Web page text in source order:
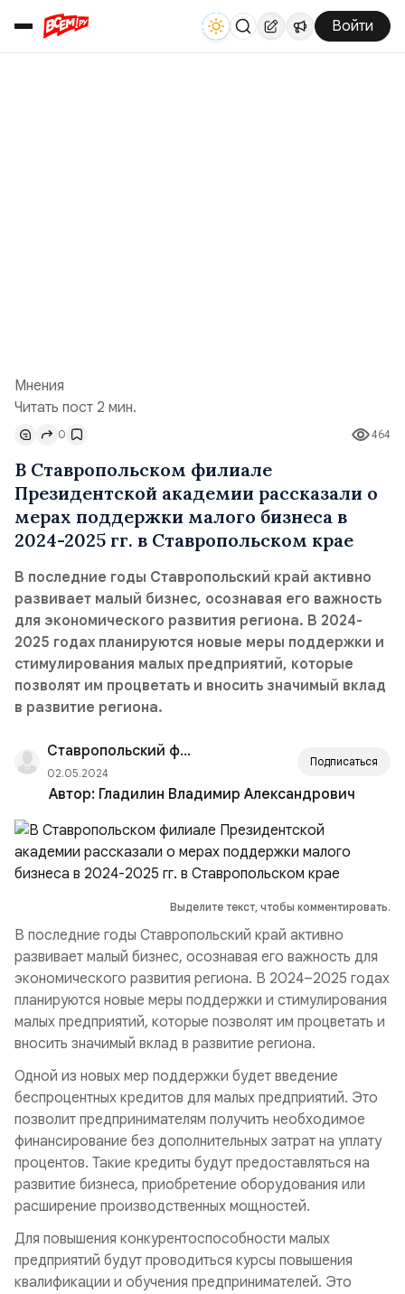
Войти
Мнения
Читать пост 2 мин.
464
0
В Ставропольском филиале
Президентской академии рассказали о
мерах поддержки малого бизнеса в
2024-2025 гг. в Ставропольском крае
В последние годы Ставропольский край активно
развивает малый бизнес, осознавая его важность
для экономического развития региона. В 2024-
2025 годах планируются новые меры поддержки и
стимулирования малых предприятий, которые
позволят им процветать и вносить значимый вклад
в развитие региона.
Ставропольский филиал РАНХиГС
02.05.2024
Подписаться
Автор: Гладилин Владимир Александрович
Выделите текст, чтобы комментировать.
В последние годы Ставропольский край активно
развивает малый бизнес, осознавая его важность для
экономического развития региона. В 2024–2025 годах
планируются новые меры поддержки и стимулирования
малых предприятий, которые позволят им процветать и
вносить значимый вклад в развитие региона.
Одной из новых мер поддержки будет введение
беспроцентных кредитов для малых предприятий. Это
позволит предпринимателям получить необходимое
финансирование без дополнительных затрат на уплату
процентов. Такие кредиты будут предоставляться на
развитие бизнеса, приобретение оборудования или
расширение производственных мощностей.
Для повышения конкурентоспособности малых
предприятий будут проводиться курсы повышения
квалификации и обучения предпринимателей. Это